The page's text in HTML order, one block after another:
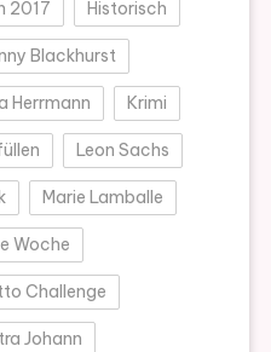
2017 Historisch
Blackhurst
Herrmann Krimi
Leon Sachs
Marie Lamballe
Woche
Challenge
Johann